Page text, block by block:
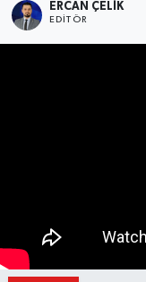
ERCAN ÇELIK
EDITÖR